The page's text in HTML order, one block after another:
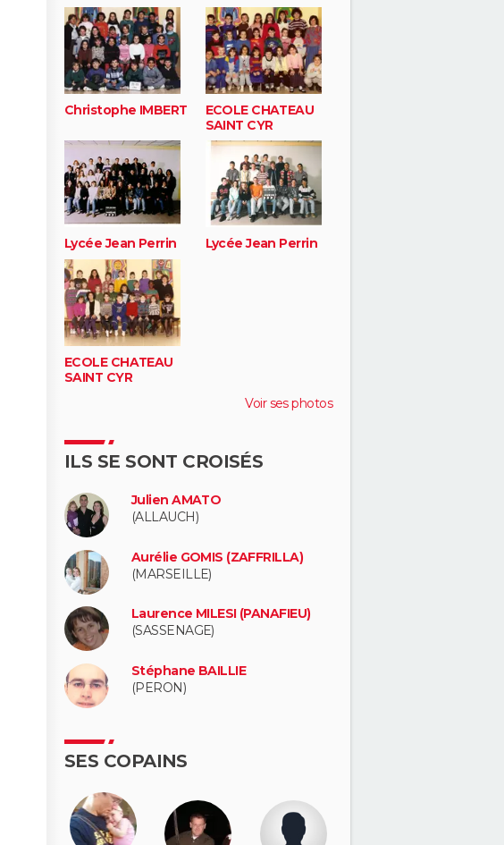
Christophe IMBERT
ECOLE CHATEAU
SAINT CYR
Lycée Jean Perrin Lycée Jean Perrin
ECOLE CHATEAU
SAINT CYR
Voir ses photos
ILS SE SONT CROISÉS
Julien AMATO
(ALLAUCH)
Aurélie GOMIS (ZAFFRILLA)
(MARSEILLE)
Laurence MILESI (PANAFIEU)
(SASSENAGE)
Stéphane BAILLIE
(PERON)
SES COPAINS